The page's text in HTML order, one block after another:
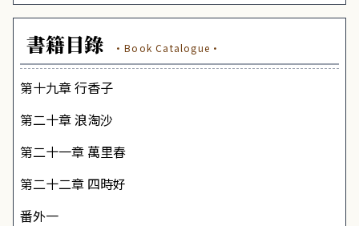
書籍目錄 ·Book Catalogue·
第十九章 行香子
第二十章 浪淘沙
第二十一章 萬里春
第二十二章 四時好
番外一